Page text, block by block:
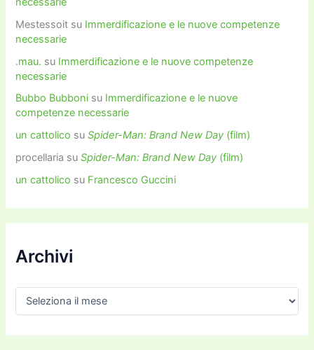
Mestessoit su Immerdificazione e le nuove competenze
necessarie
.mau. su Immerdificazione e le nuove competenze
necessarie
Bubbo Bubboni su Immerdificazione e le nuove
competenze necessarie
un cattolico suSpider-Man: Brand New Day (film)
procellaria suSpider-Man: Brand New Day (film)
un cattolico su Francesco Guccini
Archivi
h